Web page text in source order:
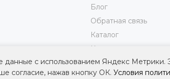
Блог
Обратная связь
Каталог
Контакты
Доставка
Оплата
с использованием Яндекс
согласие, нажав кнопку ОК. Условия